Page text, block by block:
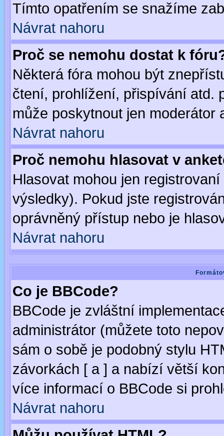
Tímto opatřením se snažíme
Návrat nahoru
Proč se nemohu dostat k
Některá fóra mohou být
čtení, prohlížení, přispívání atd.
může poskytnout jen moderátor
Návrat nahoru
Proč nemohu hlasovat v
Hlasovat mohou jen
výsledky). Pokud jste
oprávněný přístup nebo je
Návrat nahoru
Co je BBCode?
BBCode je zvláštní
administrátor (můžete toto
sám o sobě je podobný stylu
závorkách [ a ] a nabízí větší
více informací o BBCode si
Návrat nahoru